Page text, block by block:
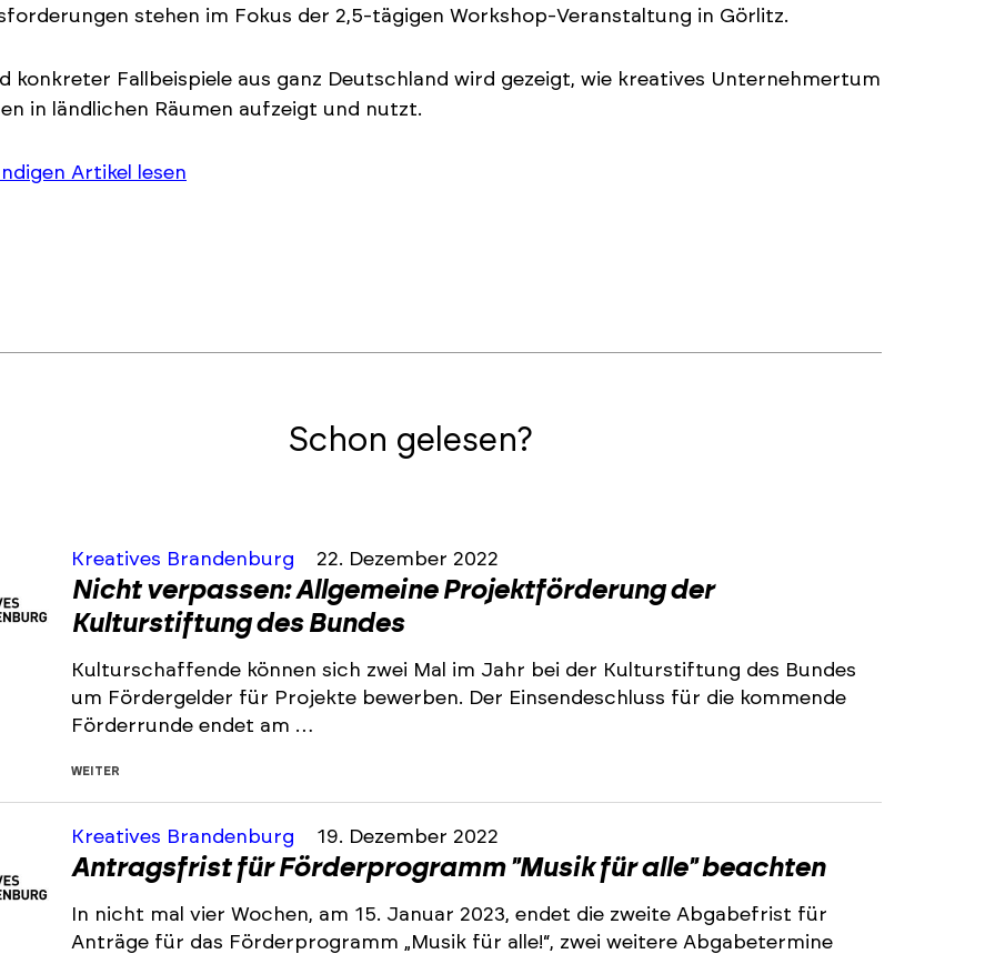
stehen im Fokus der 2,5-tägigen Workshop-Veranstaltung in Görlitz.
konkreter Fallbeispiele aus ganz Deutschland wird gezeigt, wie kreatives Unternehmertum
in ländlichen Räumen aufzeigt und nutzt.
Artikel lesen
Schon gelesen?
Kreatives Brandenburg 22. Dezember 2022
Nicht verpassen: Allgemeine Projektförderung der
Kulturstiftung des Bundes
Kulturschaffende können sich zwei Mal im Jahr bei der Kulturstiftung des Bundes
um Fördergelder für Projekte bewerben. Der Einsendeschluss für die kommende
Förderrunde endet am …
WEITER
Kreatives Brandenburg 19. Dezember 2022
Antragsfrist für Förderprogramm "Musik für alle" beachten
In nicht mal vier Wochen, am 15. Januar 2023, endet die zweite Abgabefrist für
Anträge für das Förderprogramm „Musik für alle!“, zwei weitere Abgabetermine